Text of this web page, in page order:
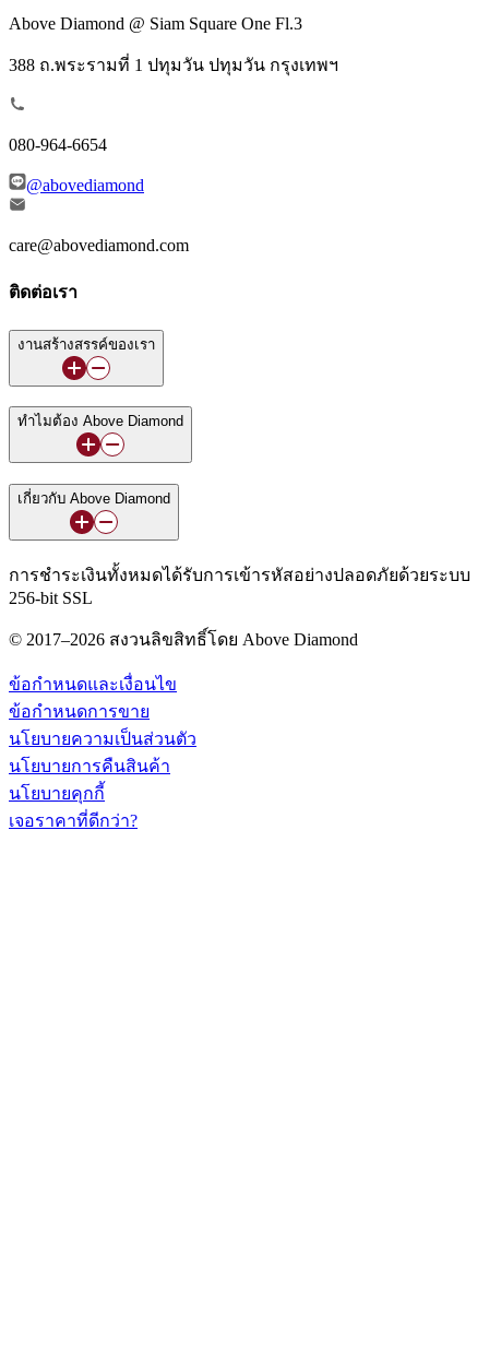
Above Diamond @ Siam Square One Fl.3
388 ถ.พระรามที่ 1 ปทุมวัน ปทุมวัน กรุงเทพฯ
080-964-6654
@abovediamond
care@abovediamond.com
ติดต่อเรา
งานสร้างสรรค์ของเรา
ทำไมต้อง Above Diamond
เกี่ยวกับ Above Diamond
การชำระเงินทั้งหมดได้รับการเข้ารหัสอย่างปลอดภัยด้วยระบบ
256-bit SSL
© 2017–2026 สงวนลิขสิทธิ์โดย Above Diamond
ข้อกำหนดและเงื่อนไข
ข้อกำหนดการขาย
นโยบายความเป็นส่วนตัว
นโยบายการคืนสินค้า
นโยบายคุกกี้
เจอราคาที่ดีกว่า?